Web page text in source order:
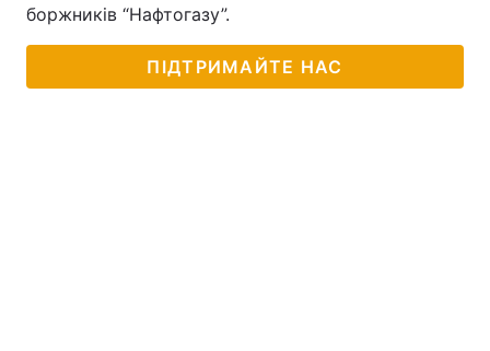
боржників “Нафтогазу”.
ПІДТРИМАЙТЕ НАС